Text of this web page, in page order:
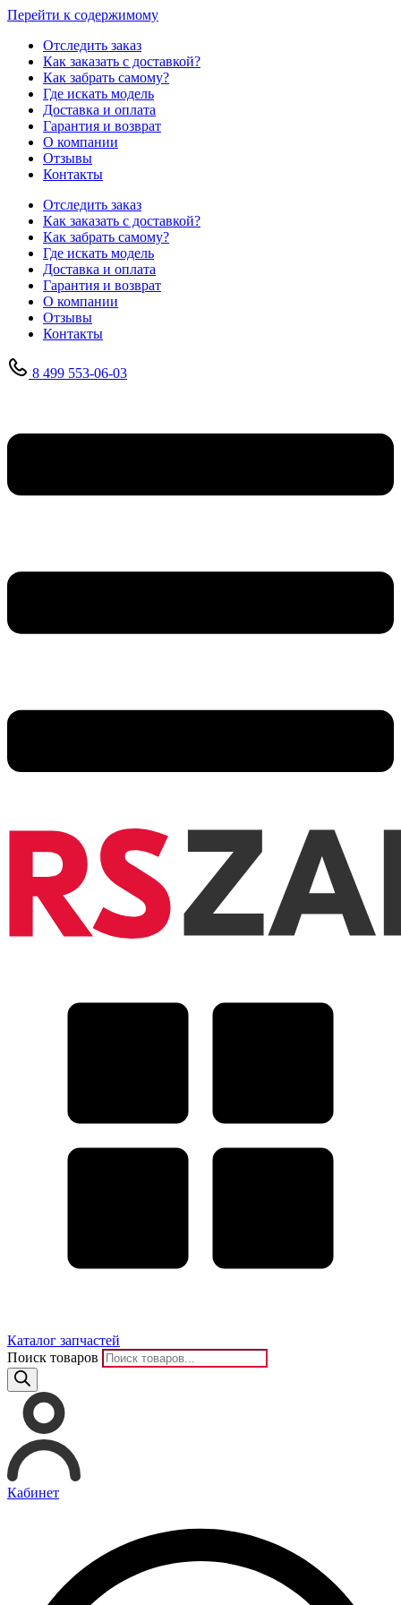
Перейти к содержимому
Отследить заказ
Как заказать с доставкой?
Как забрать самому?
Где искать модель
Доставка и оплата
Гарантия и возврат
О компании
Отзывы
Контакты
Отследить заказ
Как заказать с доставкой?
Как забрать самому?
Где искать модель
Доставка и оплата
Гарантия и возврат
О компании
Отзывы
Контакты
8 499 553-06-03
Каталог запчастей
Поиск товаров
Кабинет